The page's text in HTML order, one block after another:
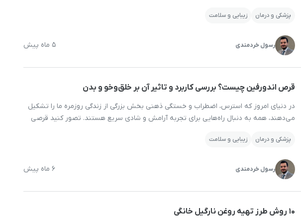
ساده‌تر و مکمل‌های غیرهورمونی هستند و این سوال برایشان مطرح می‌شود […]
پزشکی و درمان زیبایی و سلامت
رسول خردمندی 5 ماه پیش
قرص اندورفین چیست؟ بررسی کاربرد و تاثیر آن بر خلق‌وخو و بدن
در دنیای امروز که استرس، اضطراب و خستگی ذهنی بخش بزرگی از زندگی روزمره ما را تشکیل
می‌دهند، همه به دنبال راه‌هایی برای تجربه آرامش و شادی سریع هستند. تصور کنید قرصی
مقابله کند؛ قرصی که نام آن با […]
پزشکی و درمان زیبایی و سلامت
رسول خردمندی 6 ماه پیش
۱۰ روش طرز تهیه روغن نارگیل خانگی